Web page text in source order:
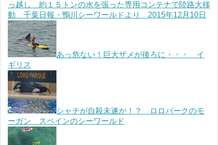
っ越し 約１５トンの水を張った専用コンテナで陸路大移
動 千葉日報・鴨川シーワールドより 2015年12月10日
あっ危ない！巨大ザメが後ろに・・・ イ
ギリス
シャチが自殺未遂か！？ ロロパークのモ
ーガン スペインのシーワールド